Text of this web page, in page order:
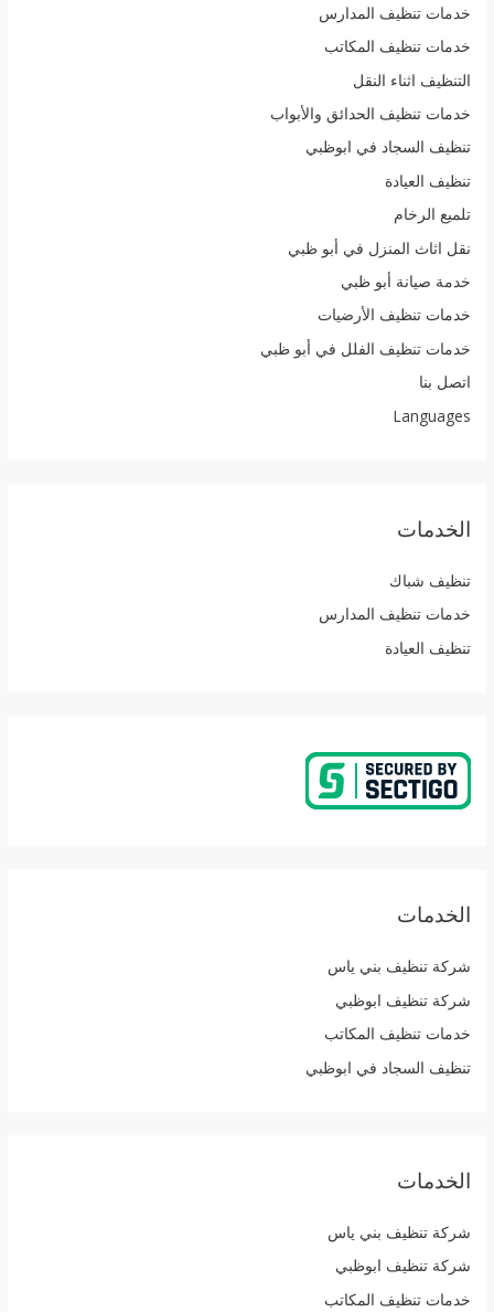
خدمات تنظيف المدارس
خدمات تنظيف المكاتب
التنظيف اثناء النقل
خدمات تنظيف الحدائق والأبواب
تنظيف السجاد في ابوظبي
تنظيف العيادة
تلميع الرخام
نقل اثاث المنزل في أبو ظبي
خدمة صيانة أبو ظبي
خدمات تنظيف الأرضيات
خدمات تنظيف الفلل في أبو ظبي
اتصل بنا
Languages
الخدمات
تنظيف شباك
خدمات تنظيف المدارس
تنظيف العيادة
الخدمات
شركة تنظيف بني ياس
شركة تنظيف ابوظبي
خدمات تنظيف المكاتب
تنظيف السجاد في ابوظبي
الخدمات
شركة تنظيف بني ياس
شركة تنظيف ابوظبي
خدمات تنظيف المكاتب